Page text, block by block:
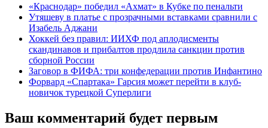
«Краснодар» победил «Ахмат» в Кубке по пенальти
Утяшеву в платье с прозрачными вставками сравнили с
Изабель Аджани
Хоккей без правил: ИИХФ под аплодисменты
скандинавов и прибалтов продлила санкции против
сборной России
Заговор в ФИФА: три конфедерации против Инфантино
Форвард «Спартака» Гарсия может перейти в клуб-
новичок турецкой Суперлиги
Ваш комментарий будет первым